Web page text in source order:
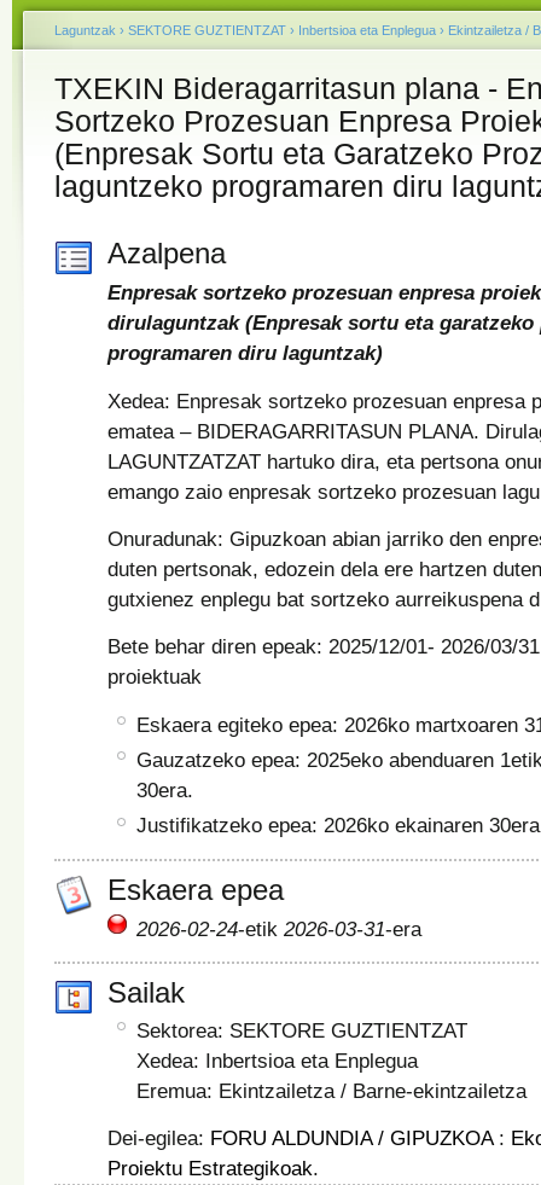
Laguntzak › SEKTORE GUZTIENTZAT › Inbertsioa eta Enplegua › Ekintzailetza /
TXEKIN Bideragarritasun plana -
Sortzeko Prozesuan Enpresa
(Enpresak Sortu eta Garatzeko
laguntzeko programaren diru
Azalpena
Enpresak sortzeko prozesuan enpresa
dirulaguntzak (Enpresak sortu eta
programaren diru laguntzak)
Xedea: Enpresak sortzeko prozesuan enpresa
ematea – BIDERAGARRITASUN PLANA.
LAGUNTZATZAT hartuko dira, eta pertsona
emango zaio enpresak sortzeko prozesuan
Onuradunak: Gipuzkoan abian jarriko den
duten pertsonak, edozein dela ere hartzen
gutxienez enplegu bat sortzeko aurreikuspena
Bete behar diren epeak: 2025/12/01- 2026/03/
proiektuak
Eskaera egiteko epea: 2026ko martxoaren
Gauzatzeko epea: 2025eko abenduaren
30era.
Justifikatzeko epea: 2026ko ekainaren
Eskaera epea
2026-02-24-etik 2026-03-31-era
Sailak
Sektorea: SEKTORE GUZTIENTZAT
Xedea: Inbertsioa eta Enplegua
Eremua: Ekintzailetza / Barne-ekintzailetza
Dei-egilea: FORU ALDUNDIA / GIPUZKOA:
Proiektu Estrategikoak.